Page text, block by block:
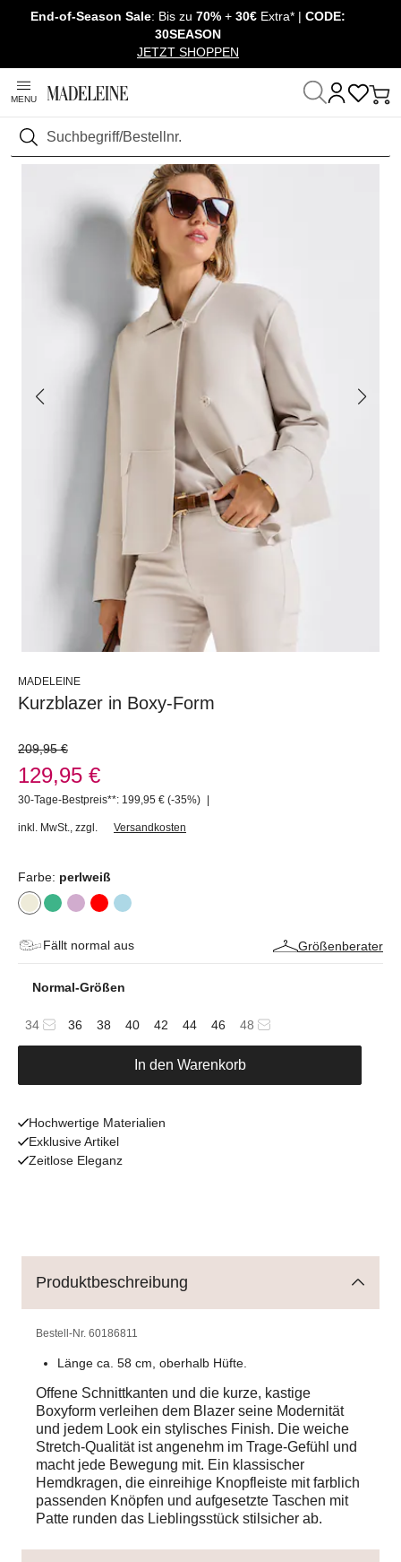
Navigation überspringen, direkt zum Inhalt
End-of-Season Sale: Bis zu 70% + 30€ Extra* | CODE:
30SEASON
JETZT SHOPPEN
MENU
Suchen
Startseite Mode Blazer & Gehröcke
MADELEINE
Kurzblazer in Boxy-Form
209,95 €
129,95 €
30-Tage-Bestpreis**: 199,95 € (-35%) |
inkl. MwSt. zzgl. Versandkosten
Farbe: perlweiß
Fällt normal aus Größenberater
Normal-Größen
34 36 38 40 42 44 46 48
In den Warenkorb
Hochwertige Materialien
Exklusive Artikel
Zeitlose Eleganz
Produktbeschreibung
Bestell-Nr. 60186811
Länge ca. 58 cm, oberhalb Hüfte.
Offene Schnittkanten und die kurze, kastige
Boxyform verleihen dem Blazer seine Modernität
und jedem Look ein stylisches Finish. Die weiche
Stretch-Qualität ist angenehm im Trage-Gefühl und
macht jede Bewegung mit. Ein klassischer
Hemdkragen, die einreihige Knopfleiste mit farblich
passenden Knöpfen und aufgesetzte Taschen mit
Patte runden das Lieblingsstück stilsicher ab.